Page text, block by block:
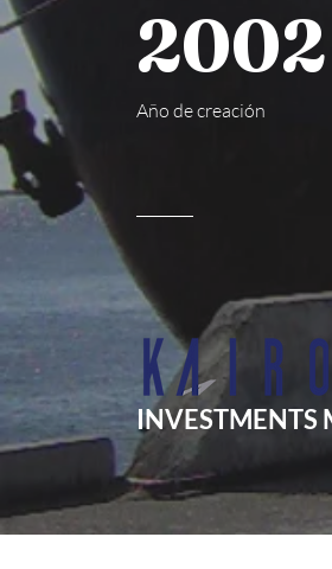
2002
Año de creación
INVESTMENTS